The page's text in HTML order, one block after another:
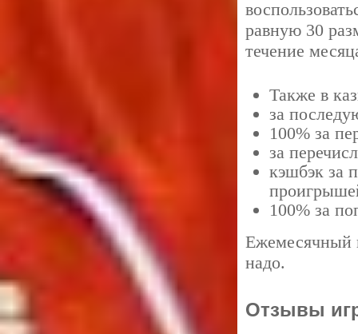
равную 30
течение
Также в
за
100% за
за
кэшбэк за
100% за
Ежемесячный
надо.
Отзывы